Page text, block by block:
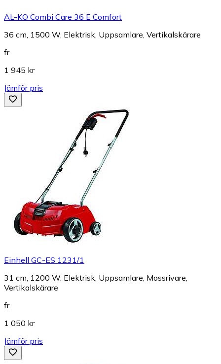
AL-KO Combi Care 36 E Comfort
36 cm, 1500 W, Elektrisk, Uppsamlare, Vertikalskärare
fr.
1 945 kr
Jämför pris
Einhell GC-ES 1231/1
31 cm, 1200 W, Elektrisk, Uppsamlare, Mossrivare,
Vertikalskärare
fr.
1 050 kr
Jämför pris